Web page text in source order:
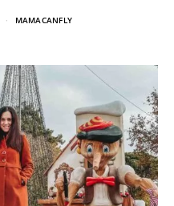
MAMACANFLY